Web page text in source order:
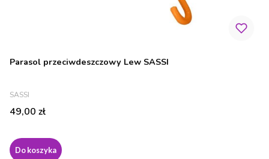
Parasol przeciwdeszczowy Lew SASSI
PRODUCENT
SASSI
Cena
49,00 zł
Do koszyka